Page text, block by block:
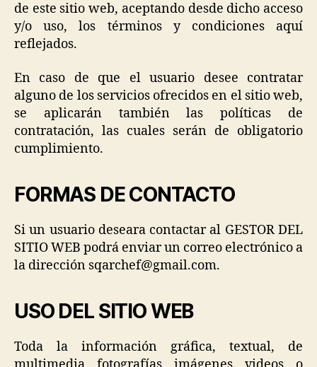
de este sitio web, aceptando desde dicho acceso
y/o uso, los términos y condiciones aquí
reflejados.
En caso de que el usuario desee contratar
alguno de los servicios ofrecidos en el sitio web,
se aplicarán también las políticas de
contratación, las cuales serán de obligatorio
cumplimiento.
FORMAS DE CONTACTO
Si un usuario deseara contactar al GESTOR DEL
SITIO WEB podrá enviar un correo electrónico a
la dirección sqarchef@gmail.com.
USO DEL SITIO WEB
Toda la información gráfica, textual, de